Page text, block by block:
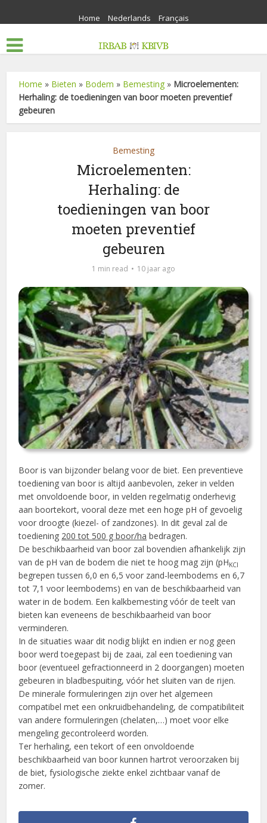
Home Nederlands Français
Home » Bieten » Bodem » Bemesting » Microelementen:
Herhaling: de toedieningen van boor moeten preventief
gebeuren
Bemesting
Microelementen:
Herhaling: de
toedieningen van boor
moeten preventief
gebeuren
1 min read 10 jaar ago
Boor is van bijzonder belang voor de biet. Een preventieve
toediening van boor is altijd aanbevolen, zeker in velden
met onvoldoende boor, in velden regelmatig onderhevig
aan boortekort, vooral deze met een hoge pH of gevoelig
voor droogte (kiezel- of zandzones). In dit geval zal de
toediening 200 tot 500 g boor/ha bedragen.
De beschikbaarheid van boor zal bovendien afhankelijk zijn
van de pH van de bodem die niet te hoog mag zijn (pHKCl
begrepen tussen 6,0 en 6,5 voor zand-leembodems en 6,7
tot 7,1 voor leembodems) en van de beschikbaarheid van
water in de bodem. Een kalkbemesting vóór de teelt van
bieten kan eveneens de beschikbaarheid van boor
verminderen.
In de situaties waar dit nodig blijkt en indien er nog geen
boor werd toegepast bij de zaai, zal een toediening van
boor (eventueel gefractionneerd in 2 doorgangen) moeten
gebeuren in bladbespuiting, vóór het sluiten van de rijen.
De minerale formuleringen zijn over het algemeen
compatibel met een onkruidbehandeling, de compatibiliteit
van andere formuleringen (chelaten,…) moet voor elke
mengeling gecontroleerd worden.
Ter herhaling, een tekort of een onvoldoende
beschikbaarheid van boor kunnen hartrot veroorzaken bij
de biet, fysiologische ziekte enkel zichtbaar vanaf de
zomer.